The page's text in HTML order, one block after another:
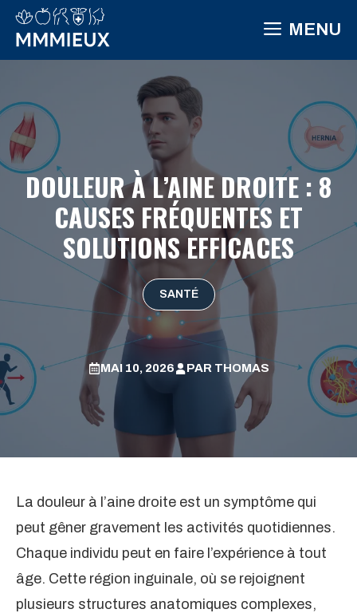
Aller
MENU
DOULEUR À L’AINE DROITE : 8
CAUSES FRÉQUENTES ET
SOLUTIONS EFFICACES
SANTÉ
MAI 10, 2026 PAR THOMAS
La douleur à l’aine droite est un symptôme qui
peut gêner gravement les activités quotidiennes.
Chaque individu peut en faire l’expérience à tout
âge. Cette région inguinale, où se rejoignent
plusieurs structures anatomiques complexes,